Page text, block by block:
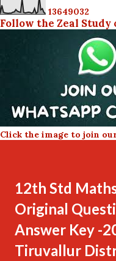
13649032
Follow the Zeal
Click the image to join
12th Std
Original
Answer Key -
Tiruvallur